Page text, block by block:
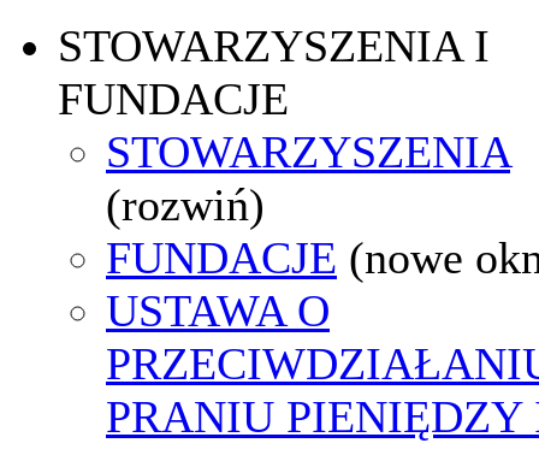
STOWARZYSZENIA I
FUNDACJE
STOWARZYSZENIA
(rozwiń)
FUNDACJE (nowe
USTAWA O
PRANIU PIENIĘDZY